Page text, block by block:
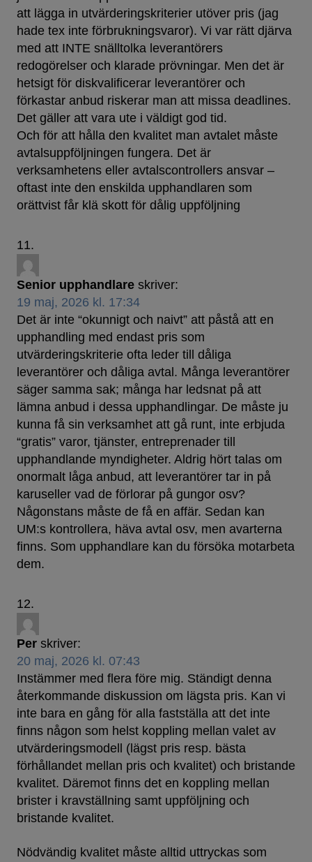
att lägga in utvärderingskriterier utöver pris (jag
hade tex inte förbrukningsvaror). Vi var rätt djärva
med att INTE snälltolka leverantörers
redogörelser och klarade prövningar. Men det är
hetsigt för diskvalificerar leverantörer och
förkastar anbud riskerar man att missa deadlines.
Det gäller att vara ute i väldigt god tid.
Och för att hålla den kvalitet man avtalet måste
avtalsuppföljningen fungera. Det är
verksamhetens eller avtalscontrollers ansvar –
oftast inte den enskilda upphandlaren som
orättvist får klä skott för dålig uppföljning
Senior upphandlare skriver:
19 maj, 2026 kl. 17:34
Det är inte “okunnigt och naivt” att påstå att en
upphandling med endast pris som
utvärderingskriterie ofta leder till dåliga
leverantörer och dåliga avtal. Många leverantörer
säger samma sak; många har ledsnat på att
lämna anbud i dessa upphandlingar. De måste ju
kunna få sin verksamhet att gå runt, inte erbjuda
“gratis” varor, tjänster, entreprenader till
upphandlande myndigheter. Aldrig hört talas om
onormalt låga anbud, att leverantörer tar in på
karuseller vad de förlorar på gungor osv?
Någonstans måste de få en affär. Sedan kan
UM:s kontrollera, häva avtal osv, men avarterna
finns. Som upphandlare kan du försöka motarbeta
dem.
Per skriver:
20 maj, 2026 kl. 07:43
Instämmer med flera före mig. Ständigt denna
återkommande diskussion om lägsta pris. Kan vi
inte bara en gång för alla fastställa att det inte
finns någon som helst koppling mellan valet av
utvärderingsmodell (lägst pris resp. bästa
förhållandet mellan pris och kvalitet) och bristande
kvalitet. Däremot finns det en koppling mellan
brister i kravställning samt uppföljning och
bristande kvalitet.
Nödvändig kvalitet måste alltid uttryckas som